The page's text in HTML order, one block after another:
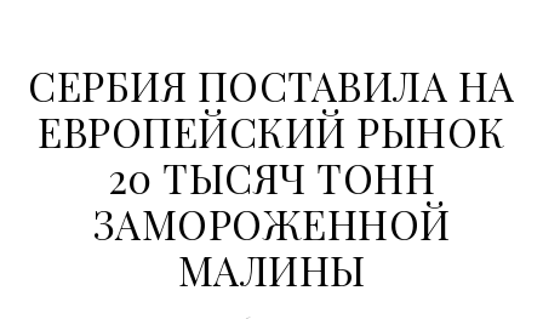
СЕРБИЯ ПОСТАВИЛА НА
ЕВРОПЕЙСКИЙ РЫНОК
20 ТЫСЯЧ ТОНН
ЗАМОРОЖЕННОЙ
МАЛИНЫ